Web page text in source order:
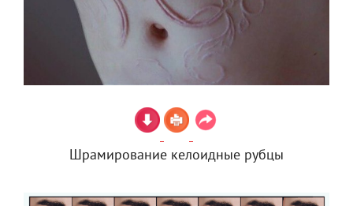
Шрамирование келоидные рубцы